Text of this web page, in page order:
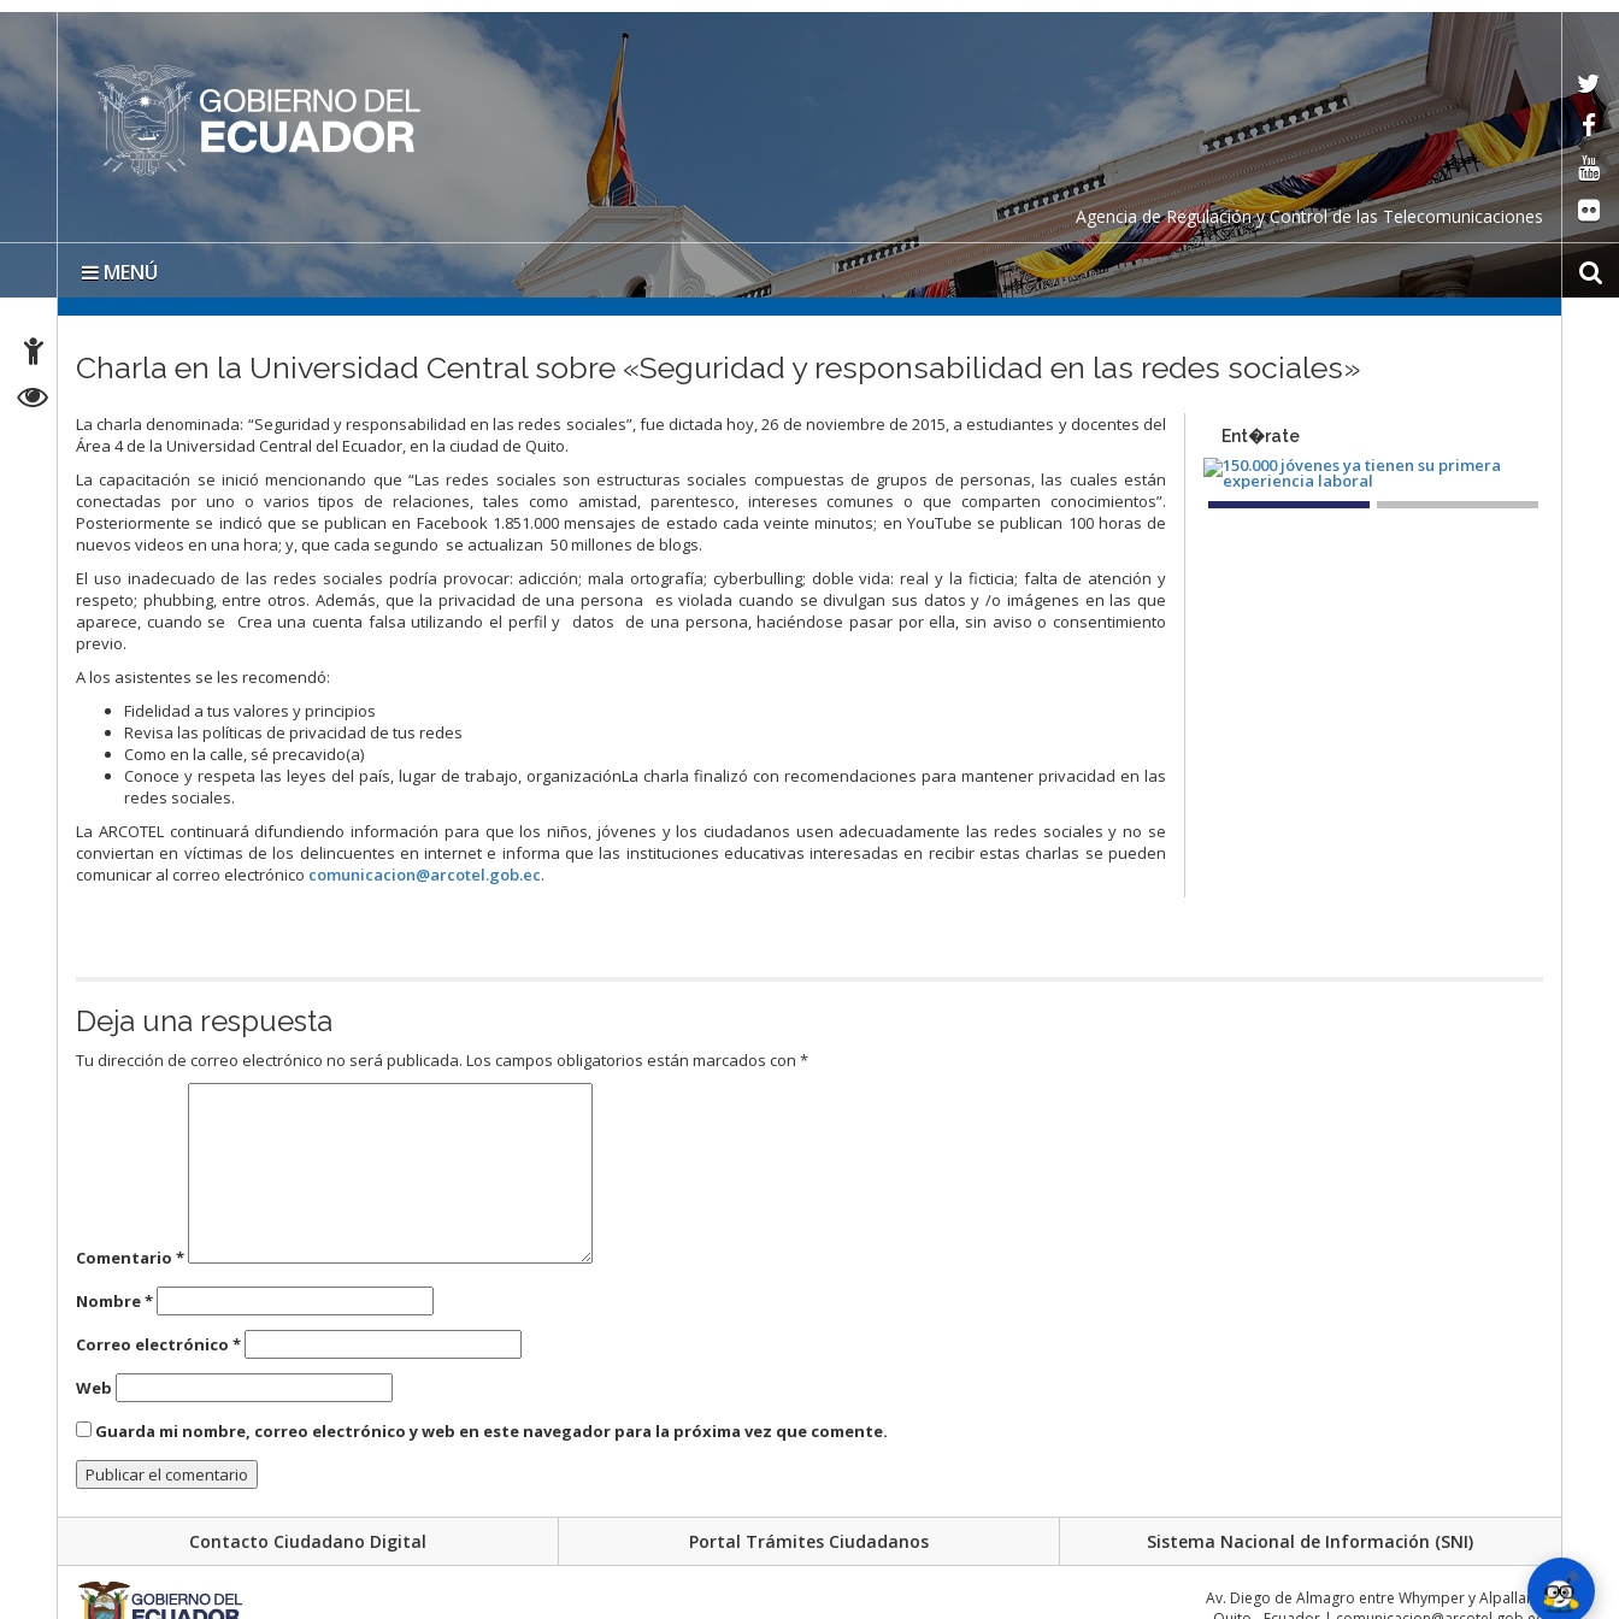
Agencia de Regulación y Control de las Telecomunicaciones
MENÚ
Charla en la Universidad Central sobre «Seguridad y responsabilidad en las redes sociales»
La charla denominada: “Seguridad y responsabilidad en las redes sociales”, fue dictada hoy, 26 de noviembre de 2015, a estudiantes y docentes del
Área 4 de la Universidad Central del Ecuador, en la ciudad de Quito.
La capacitación se inició mencionando que “Las redes sociales son estructuras sociales compuestas de grupos de personas, las cuales están
conectadas por uno o varios tipos de relaciones, tales como amistad, parentesco, intereses comunes o que comparten conocimientos”.
Posteriormente se indicó que se publican en Facebook 1.851.000 mensajes de estado cada veinte minutos; en YouTube se publican 100 horas de
nuevos videos en una hora; y, que cada segundo se actualizan 50 millones de blogs.
El uso inadecuado de las redes sociales podría provocar: adicción; mala ortografía; cyberbulling; doble vida: real y la ficticia; falta de atención y
respeto; phubbing, entre otros. Además, que la privacidad de una persona es violada cuando se divulgan sus datos y /o imágenes en las que
aparece, cuando se Crea una cuenta falsa utilizando el perfil y datos de una persona, haciéndose pasar por ella, sin aviso o consentimiento
previo.
A los asistentes se les recomendó:
Fidelidad a tus valores y principios
Revisa las políticas de privacidad de tus redes
Como en la calle, sé precavido(a)
Conoce y respeta las leyes del país, lugar de trabajo, organizaciónLa charla finalizó con recomendaciones para mantener privacidad en las
redes sociales.
La ARCOTEL continuará difundiendo información para que los niños, jóvenes y los ciudadanos usen adecuadamente las redes sociales y no se
conviertan en víctimas de los delincuentes en internet e informa que las instituciones educativas interesadas en recibir estas charlas se pueden
comunicar al correo electrónico comunicacion@arcotel.gob.ec.
Ent�rate
Deja una respuesta
Tu dirección de correo electrónico no será publicada. Los campos obligatorios están marcados con*
Comentario*
Nombre*
Correo electrónico*
Web
Guarda mi nombre, correo electrónico y web en este navegador para la próxima vez que comente.
Contacto Ciudadano Digital Portal Trámites Ciudadanos Sistema Nacional de Información (SNI)
Av. Diego de Almagro entre Whymper y Alpallana